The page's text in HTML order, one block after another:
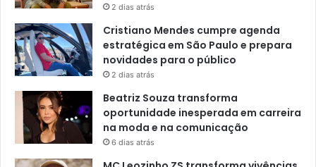
2 dias atrás
Cristiano Mendes cumpre agenda
estratégica em São Paulo e prepara
novidades para o público
2 dias atrás
Beatriz Souza transforma
oportunidade inesperada em carreira
na moda e na comunicação
6 dias atrás